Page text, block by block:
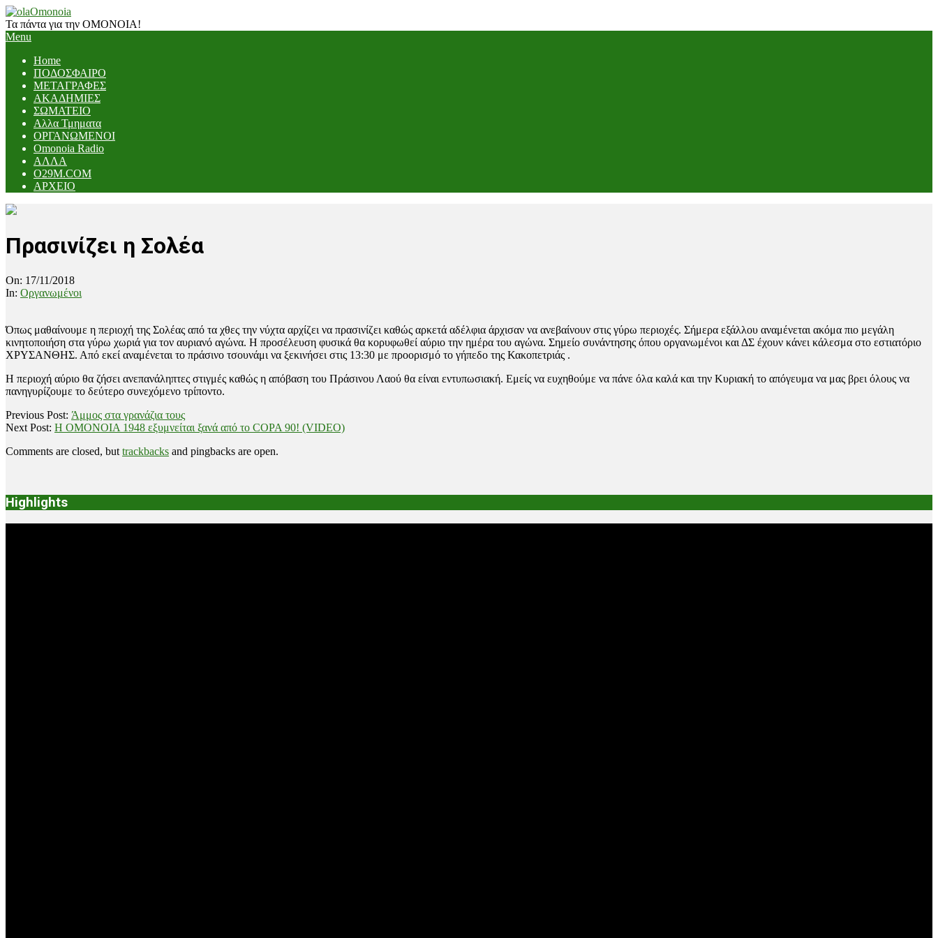
Skip
to
content
Τα πάντα για την ΟΜΟΝΟΙΑ!
Primary
Menu
Menu
Home
ΠΟΔΟΣΦΑΙΡΟ
ΜΕΤΑΓΡΑΦΕΣ
ΑΚΑΔΗΜΙΕΣ
ΣΩΜΑΤΕΙΟ
Αλλα Τμηματα
ΟΡΓΑΝΩΜΕΝΟΙ
Omonoia Radio
ΑΛΛΑ
O29M.COM
ΑΡΧΕΙΟ
Πρασινίζει η Σολέα
On: 17/11/2018
In: Οργανωμένοι
Όπως μαθαίνουμε η περιοχή της Σολέας από τα χθες την νύχτα αρχίζει να πρασινίζει καθώς αρκετά αδέλφια άρχισαν να ανεβαίνουν στις γύρω περιοχές. Σήμερα εξάλλου αναμένεται ακόμα πιο μεγάλη
κινητοποιήση στα γύρω χωριά για τον αυριανό αγώνα. Η προσέλευση φυσικά θα κορυφωθεί αύριο την ημέρα του αγώνα. Σημείο συνάντησης όπου οργανωμένοι και ΔΣ έχουν κάνει κάλεσμα στο εστιατόριο
ΧΡΥΣΑΝΘΗΣ. Από εκεί αναμένεται το πράσινο τσουνάμι να ξεκινήσει στις 13:30 με προορισμό το γήπεδο της Κακοπετριάς .
Η περιοχή αύριο θα ζήσει ανεπανάληπτες στιγμές καθώς η απόβαση του Πράσινου Λαού θα είναι εντυπωσιακή. Εμείς να ευχηθούμε να πάνε όλα καλά και την Κυριακή το απόγευμα να μας βρει όλους να
πανηγυρίζουμε το δεύτερο συνεχόμενο τρίποντο.
2018-
11-
Previous Post: Άμμος στα γρανάζια τους
Next Post: Η ΟΜΟΝΟΙΑ 1948 εξυμνείται ξανά από το COPA 90! (VIDEO)
Comments are closed, but trackbacks and pingbacks are open.
Highlights